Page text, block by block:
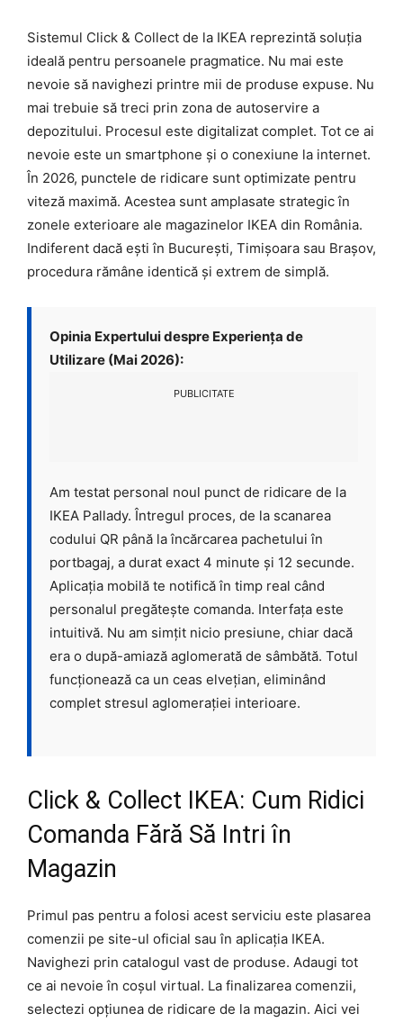
Sistemul Click & Collect de la IKEA reprezintă soluția
ideală pentru persoanele pragmatice. Nu mai este
nevoie să navighezi printre mii de produse expuse. Nu
mai trebuie să treci prin zona de autoservire a
depozitului. Procesul este digitalizat complet. Tot ce ai
nevoie este un smartphone și o conexiune la internet.
În 2026, punctele de ridicare sunt optimizate pentru
viteză maximă. Acestea sunt amplasate strategic în
zonele exterioare ale magazinelor IKEA din România.
Indiferent dacă ești în București, Timișoara sau Brașov,
procedura rămâne identică și extrem de simplă.
Opinia Expertului despre Experiența de
Utilizare (Mai 2026):
PUBLICITATE
Am testat personal noul punct de ridicare de la
IKEA Pallady. Întregul proces, de la scanarea
codului QR până la încărcarea pachetului în
portbagaj, a durat exact 4 minute și 12 secunde.
Aplicația mobilă te notifică în timp real când
personalul pregătește comanda. Interfața este
intuitivă. Nu am simțit nicio presiune, chiar dacă
era o după-amiază aglomerată de sâmbătă. Totul
funcționează ca un ceas elvețian, eliminând
complet stresul aglomerației interioare.
Click & Collect IKEA: Cum Ridici
Comanda Fără Să Intri în
Magazin
Primul pas pentru a folosi acest serviciu este plasarea
comenzii pe site-ul oficial sau în aplicația IKEA.
Navighezi prin catalogul vast de produse. Adaugi tot
ce ai nevoie în coșul virtual. La finalizarea comenzii,
selectezi opțiunea de ridicare de la magazin. Aici vei